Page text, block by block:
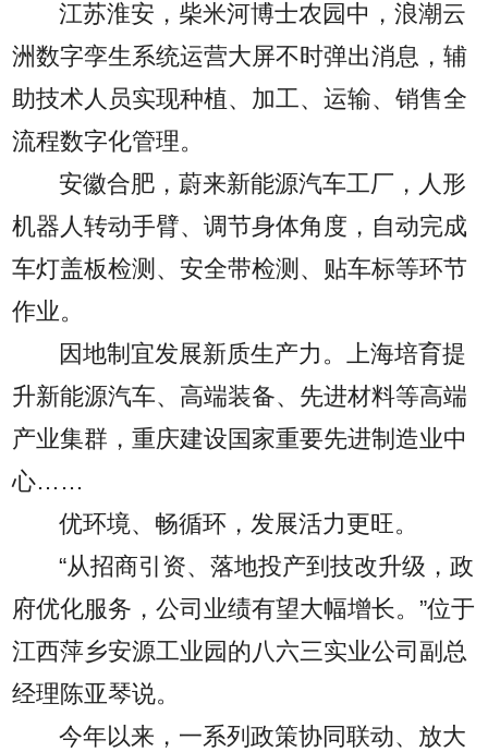
江苏淮安，柴米河博士农园中，浪潮云
洲数字孪生系统运营大屏不时弹出消息，辅
助技术人员实现种植、加工、运输、销售全
流程数字化管理。
安徽合肥，蔚来新能源汽车工厂，人形
机器人转动手臂、调节身体角度，自动完成
车灯盖板检测、安全带检测、贴车标等环节
作业。
因地制宜发展新质生产力。上海培育提
升新能源汽车、高端装备、先进材料等高端
产业集群，重庆建设国家重要先进制造业中
心……
优环境、畅循环，发展活力更旺。
“从招商引资、落地投产到技改升级，政
府优化服务，公司业绩有望大幅增长。”位于
江西萍乡安源工业园的八六三实业公司副总
经理陈亚琴说。
今年以来，一系列政策协同联动、放大